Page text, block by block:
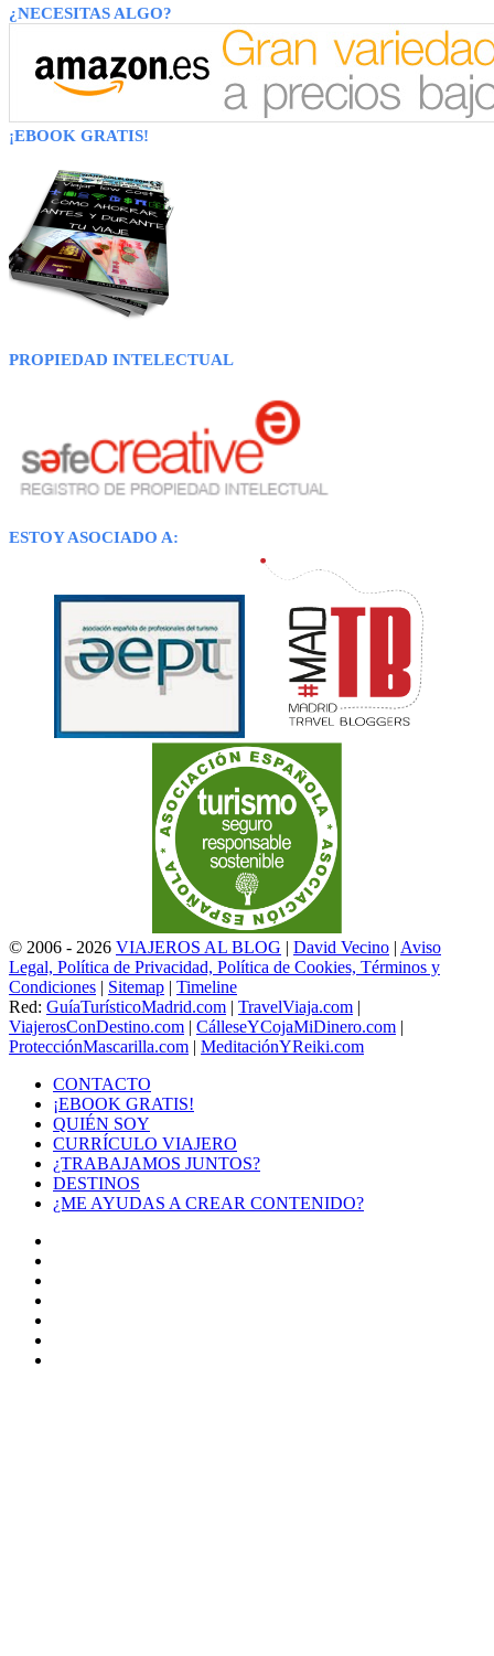
¿NECESITAS ALGO?
¡EBOOK GRATIS!
PROPIEDAD INTELECTUAL
ESTOY ASOCIADO A:
© 2006 - 2026 VIAJEROS AL BLOG | David Vecino | Aviso
Legal, Política de Privacidad, Política de Cookies, Términos y
Condiciones | Sitemap | Timeline
Red: GuíaTurísticoMadrid.com | TravelViaja.com |
ViajerosConDestino.com | CálleseYCojaMiDinero.com |
ProtecciónMascarilla.com | MeditaciónYReiki.com
CONTACTO
¡EBOOK GRATIS!
QUIÉN SOY
CURRÍCULO VIAJERO
¿TRABAJAMOS JUNTOS?
DESTINOS
¿ME AYUDAS A CREAR CONTENIDO?